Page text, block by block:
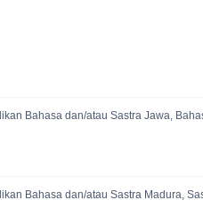
Bahasa dan/atau Sastra Jawa,
Bahasa dan/atau Sastra Madura,